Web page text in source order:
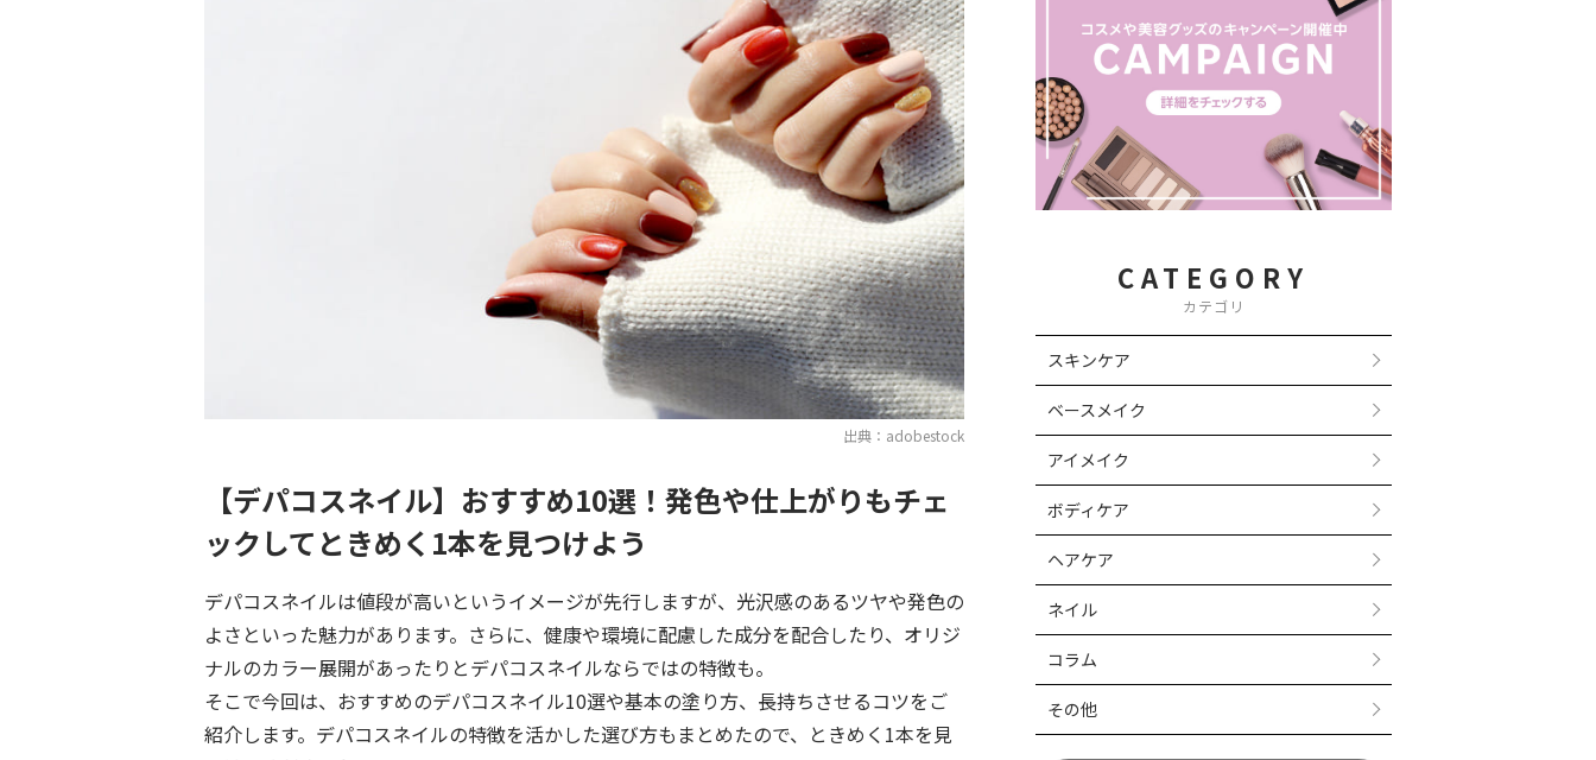
出典：adobestock
【デパコスネイル】おすすめ10選！発色や仕上がりもチェ
ックしてときめく1本を見つけよう
デパコスネイルは値段が高いというイメージが先行しますが、光沢感のあるツヤや発色の
よさといった魅力があります。さらに、健康や環境に配慮した成分を配合したり、オリジ
ナルのカラー展開があったりとデパコスネイルならではの特徴も。
そこで今回は、おすすめのデパコスネイル10選や基本の塗り方、長持ちさせるコツをご
紹介します。デパコスネイルの特徴を活かした選び方もまとめたので、ときめく1本を見
CATEGORY
カテゴリ
スキンケア
ベースメイク
アイメイク
ボディケア
ヘアケア
ネイル
コラム
その他